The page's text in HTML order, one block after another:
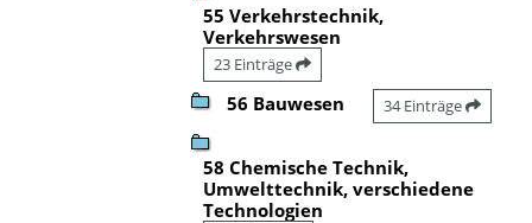
55 Verkehrstechnik,
Verkehrswesen
23 Einträge
56 Bauwesen 34 Einträge
58 Chemische Technik,
Umwelttechnik, verschiedene
Technologien